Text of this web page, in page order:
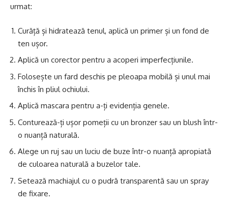
urmat:
Curăță și hidratează tenul, aplică un primer și un fond de
ten ușor.
Aplică un corector pentru a acoperi imperfecțiunile.
Folosește un fard deschis pe pleoapa mobilă și unul mai
închis în pliul ochiului.
Aplică mascara pentru a-ți evidenția genele.
Conturează-ți ușor pomeții cu un bronzer sau un blush într-
o nuanță naturală.
Alege un ruj sau un luciu de buze într-o nuanță apropiată
de culoarea naturală a buzelor tale.
Setează machiajul cu o pudră transparentă sau un spray
de fixare.